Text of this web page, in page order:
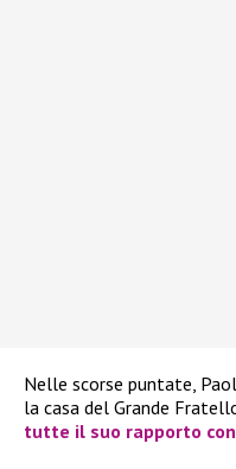
Nelle scorse puntate,
la casa del Grande
tutte il suo rapporto